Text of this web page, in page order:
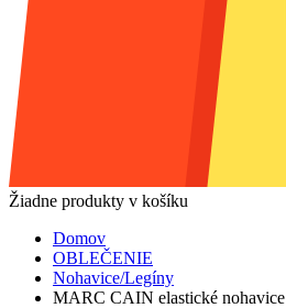
Žiadne produkty v košíku
Domov
OBLEČENIE
Nohavice/Legíny
MARC CAIN elastické nohavice